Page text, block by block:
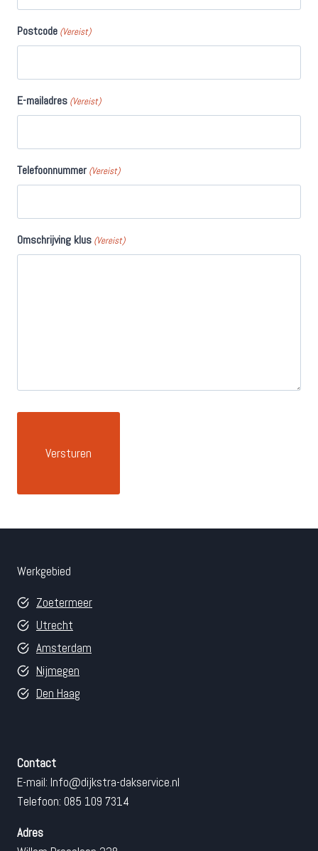
Postcode (Vereist)
E-mailadres (Vereist)
Telefoonnummer (Vereist)
Omschrijving klus (Vereist)
Werkgebied
Zoetermeer
Utrecht
Amsterdam
Nijmegen
Den Haag
Contact
E-mail: Info@dijkstra-dakservice.nl
Telefoon: 085 109 7314
Adres